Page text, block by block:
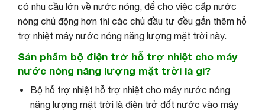
có nhu cầu lớn về nước nóng, để cho việc cấp nước
nóng chủ động hơn thì các chủ đầu tư đều gắn thêm hỗ
trợ nhiệt máy nước nóng năng lượng mặt trời này.
Sản phẩm bộ điện trở hỗ trợ nhiệt cho máy
nước nóng năng lượng mặt trời là gì?
Bộ hỗ trợ nhiệt hỗ trợ nhiệt cho máy nước nóng
năng lượng mặt trời là điện trở đốt nước vào máy